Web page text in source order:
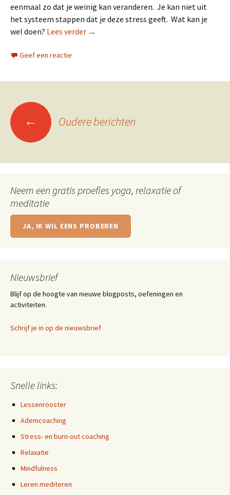
eenmaal zo dat je weinig kan veranderen. Je kan niet uit
het systeem stappen dat je deze stress geeft. Wat kan je
wel doen? Lees verder Hoe kan je beter omgaan met stress?
→
Geef een reactie
Berichtennavigatie
← Oudere berichten
Neem een gratis proefles yoga, relaxatie of
meditatie
JA, IK WIL EENS PROBEREN
Nieuwsbrief
Blijf op de hoogte van nieuwe blogposts, oefeningen en
activiteiten.
Schrijf je in op de nieuwsbrief
Snelle links:
Lessenrooster
Ademcoaching
Stress- en burn-out coaching
Relaxatie
Mindfulness
Leren mediteren